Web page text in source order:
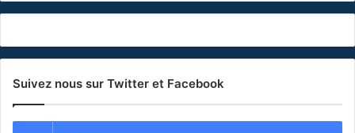
Suivez nous sur Twitter et Facebook